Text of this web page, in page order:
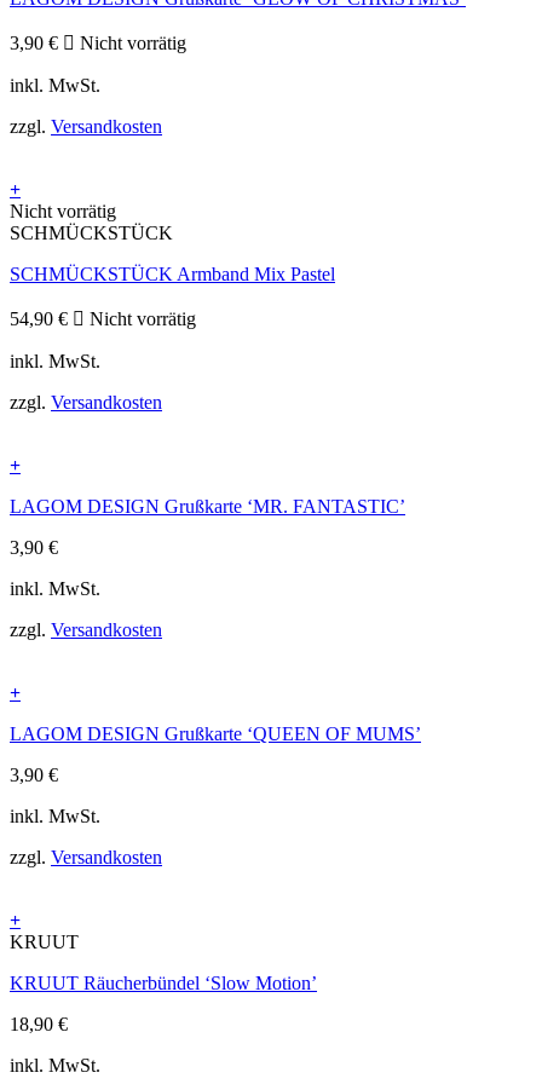
3,90 € Nicht vorrätig
inkl. MwSt.
zzgl. Versandkosten
+
Nicht vorrätig
SCHMÜCKSTÜCK
SCHMÜCKSTÜCK Armband Mix Pastel
54,90 € Nicht vorrätig
inkl. MwSt.
zzgl. Versandkosten
+
LAGOM DESIGN Grußkarte ‘MR. FANTASTIC’
3,90 €
inkl. MwSt.
zzgl. Versandkosten
+
LAGOM DESIGN Grußkarte ‘QUEEN OF MUMS’
3,90 €
inkl. MwSt.
zzgl. Versandkosten
+
KRUUT
KRUUT Räucherbündel ‘Slow Motion’
18,90 €
inkl. MwSt.